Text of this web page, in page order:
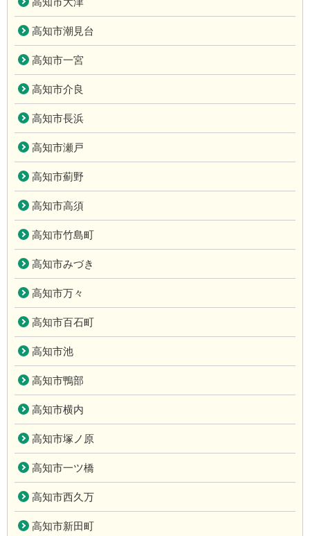
高知市潮見台
高知市一宮
高知市介良
高知市長浜
高知市瀬戸
高知市薊野
高知市高須
高知市竹島町
高知市みづき
高知市万々
高知市百石町
高知市池
高知市鴨部
高知市横内
高知市塚ノ原
高知市一ツ橋
高知市西久万
高知市新田町